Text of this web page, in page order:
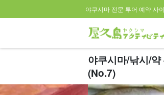
야쿠시마 전문 투어 예약 사
야쿠시마/낚시/
(No.7)